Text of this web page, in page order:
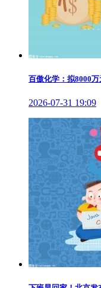
百傲化学：拟8000
2026-07-31 19:09